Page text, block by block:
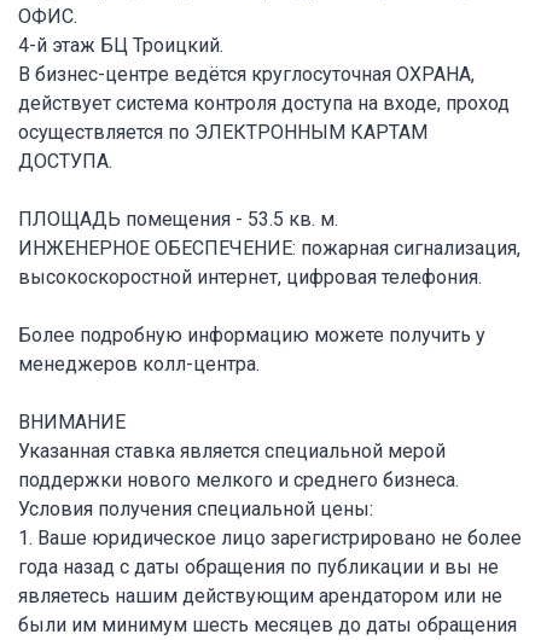
ОФИС.
4-й этаж БЦ Троицкий.
В бизнес-центре ведётся круглосуточная ОХРАНА,
действует система контроля доступа на входе, проход
осуществляется по ЭЛЕКТРОННЫМ КАРТАМ
ДОСТУПА.
ПЛОЩАДЬ помещения - 53.5 кв. м.
ИНЖЕНЕРНОЕ ОБЕСПЕЧЕНИЕ: пожарная сигнализация,
высокоскоростной интернет, цифровая телефония.
Более подробную информацию можете получить у
менеджеров колл-центра.
ВНИМАНИЕ
Указанная ставка является специальной мерой
поддержки нового мелкого и среднего бизнеса.
Условия получения специальной цены:
1. Ваше юридическое лицо зарегистрировано не более
года назад с даты обращения по публикации и вы не
являетесь нашим действующим арендатором или не
были им минимум шесть месяцев до даты обращения